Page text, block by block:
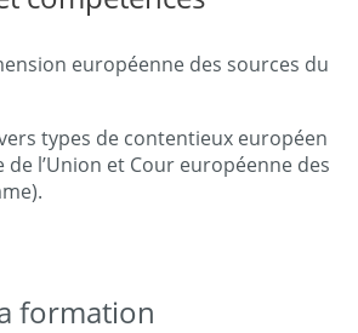
européenne des sources du
types de contentieux européen
de l’Union et Cour européenne des
formation